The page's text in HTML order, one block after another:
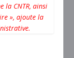
la CNTR, ainsi
»,ajoute la
.